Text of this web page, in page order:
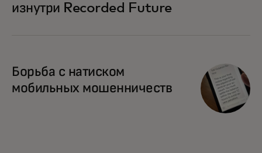
изнутри Recorded Future
Борьба с натиском
мобильных мошенничеств